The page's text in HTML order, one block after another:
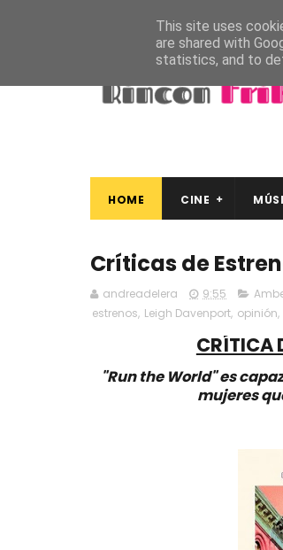
HOME CINE
Críticas de
andreadelera 9:55
estrenos, Leigh Davenport, opinión,
CRÍTICA
"Run the World" es
mujeres
This site uses
are shared with
statistics, and to